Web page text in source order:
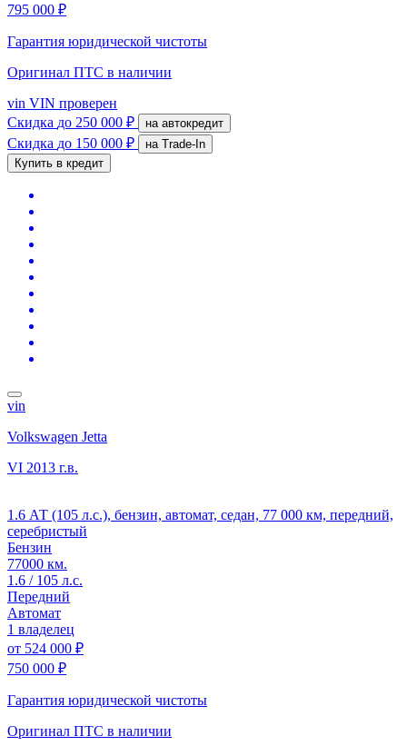
795 000 ₽
Гарантия юридической чистоты
Оригинал ПТС в наличии
vin VIN проверен
Скидка до 250 000 ₽ на автокредит
Скидка до 150 000 ₽
на Trade-In
Купить в кредит
vin
Volkswagen Jetta
VI 2013 г.в.
1.6 АТ (105 л.с.), бензин, автомат, седан, 77 000 км, передний,
серебристый
Бензин
77000 км.
1.6 / 105 л.с.
Передний
Автомат
1 владелец
от 524 000 ₽
750 000 ₽
Гарантия юридической чистоты
Оригинал ПТС в наличии